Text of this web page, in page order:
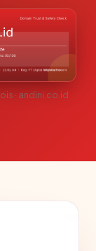
· andini.co.id